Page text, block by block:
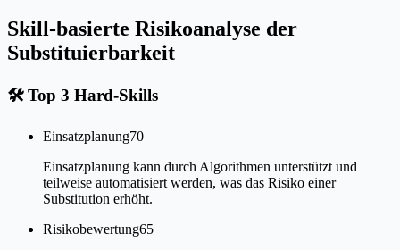
Skill-basierte Risikoanalyse der
Substituierbarkeit
🛠Top 3 Hard-Skills
Einsatzplanung70
Einsatzplanung kann durch Algorithmen unterstützt und
teilweise automatisiert werden, was das Risiko einer
Substitution erhöht.
Risikobewertung65